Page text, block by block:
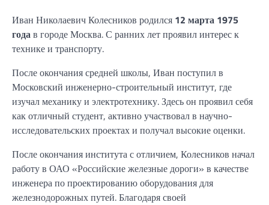
Иван Николаевич Колесников родился 12 марта 1975
годав городе Москва. С ранних лет проявил интерес к
технике и транспорту.
После окончания средней школы, Иван поступил в
Московский инженерно-строительный институт, где
изучал механику и электротехнику. Здесь он проявил себя
как отличный студент, активно участвовал в научно-
исследовательских проектах и получал высокие оценки.
После окончания института с отличием, Колесников начал
работу в ОАО «Российские железные дороги» в качестве
инженера по проектированию оборудования для
железнодорожных путей. Благодаря своей